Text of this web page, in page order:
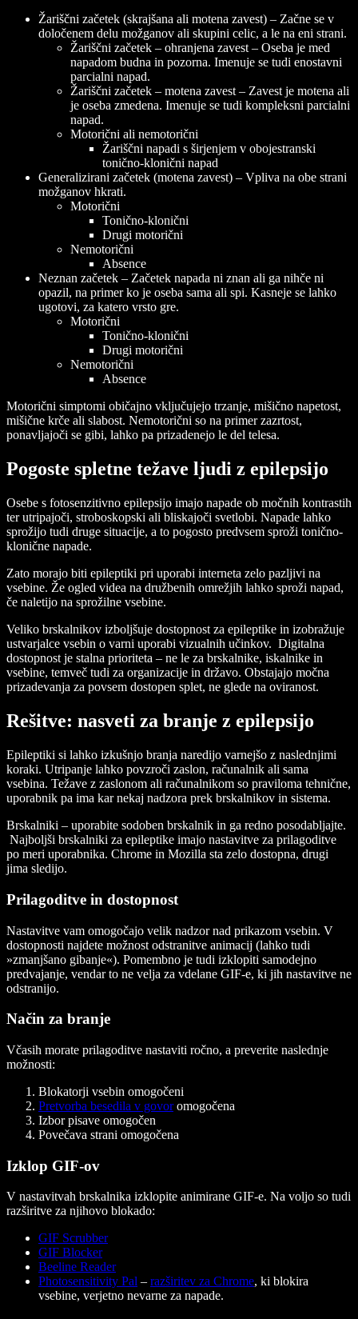
Žariščni začetek (skrajšana ali motena zavest) – Začne se v
določenem delu možganov ali skupini celic, a le na eni strani.
Žariščni začetek – ohranjena zavest– Oseba je med
napadom budna in pozorna. Imenuje se tudi enostavni
parcialni napad.
Žariščni začetek – motena zavest– Zavest je motena ali
je oseba zmedena. Imenuje se tudi kompleksni parcialni
napad.
Motorični ali nemotorični
Žariščni napadi s širjenjem v obojestranski
tonično-klonični napad
Generalizirani začetek (motena zavest) – Vpliva na obe strani
možganov hkrati.
Motorični
Tonično-klonični
Drugi motorični
Nemotorični
Absence
Neznan začetek – Začetek napada ni znan ali ga nihče ni
opazil, na primer ko je oseba sama ali spi. Kasneje se lahko
ugotovi, za katero vrsto gre.
Motorični
Tonično-klonični
Drugi motorični
Nemotorični
Absence
Motorični simptomi običajno vključujejo trzanje, mišično napetost,
mišične krče ali slabost. Nemotorični so na primer zazrtost,
ponavljajoči se gibi, lahko pa prizadenejo le del telesa.
Pogoste spletne težave ljudi z epilepsijo
Osebe s fotosenzitivno epilepsijo imajo napade ob močnih kontrastih
ter utripajoči, stroboskopski ali bliskajoči svetlobi. Napade lahko
sprožijo tudi druge situacije, a to pogosto predvsem sproži tonično-
klonične napade.
Zato morajo biti epileptiki pri uporabi interneta zelo pazljivi na
vsebine. Že ogled videa na družbenih omrežjih lahko sproži napad,
če naletijo na sprožilne vsebine.
Veliko brskalnikov izboljšuje dostopnost za epileptike in izobražuje
ustvarjalce vsebin o varni uporabi vizualnih učinkov. Digitalna
dostopnost je stalna prioriteta – ne le za brskalnike, iskalnike in
vsebine, temveč tudi za organizacije in državo. Obstajajo močna
prizadevanja za povsem dostopen splet, ne glede na oviranost.
Rešitve: nasveti za branje z epilepsijo
Epileptiki si lahko izkušnjo branja naredijo varnejšo z naslednjimi
koraki. Utripanje lahko povzroči zaslon, računalnik ali sama
vsebina. Težave z zaslonom ali računalnikom so praviloma tehnične,
uporabnik pa ima kar nekaj nadzora prek brskalnikov in sistema.
Brskalniki – uporabite sodoben brskalnik in ga redno posodabljajte.
Najboljši brskalniki za epileptike imajo nastavitve za prilagoditve
po meri uporabnika. Chrome in Mozilla sta zelo dostopna, drugi
jima sledijo.
Prilagoditve in dostopnost
Nastavitve vam omogočajo velik nadzor nad prikazom vsebin. V
dostopnosti najdete možnost odstranitve animacij (lahko tudi
»zmanjšano gibanje«). Pomembno je tudi izklopiti samodejno
predvajanje, vendar to ne velja za vdelane GIF-e, ki jih nastavitve ne
odstranijo.
Način za branje
Včasih morate prilagoditve nastaviti ročno, a preverite naslednje
možnosti:
Blokatorji vsebin omogočeni
Pretvorba besedila v govoromogočena
Izbor pisave omogočen
Povečava strani omogočena
Izklop GIF-ov
V nastavitvah brskalnika izklopite animirane GIF-e. Na voljo so tudi
razširitve za njihovo blokado:
GIF Scrubber
GIF Blocker
Beeline Reader
Photosensitivity Pal – razširitev za Chrome, ki blokira
vsebine, verjetno nevarne za napade.